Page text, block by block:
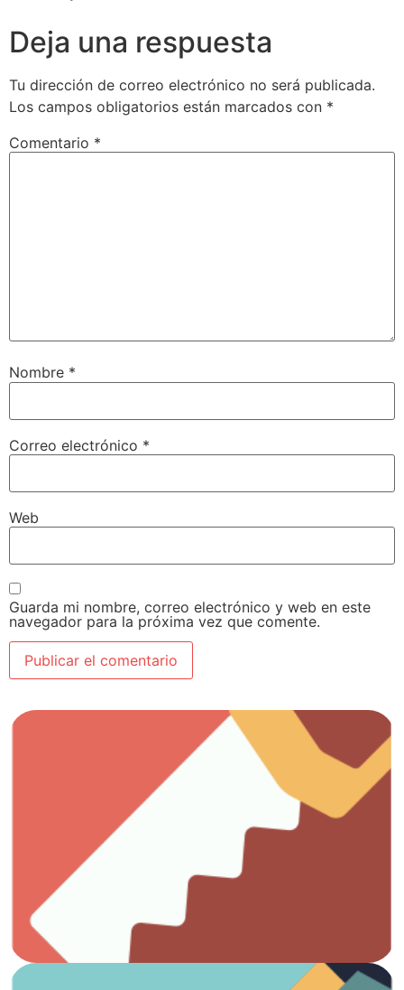
Deja una respuesta
Tu dirección de correo electrónico no será publicada.
Los campos obligatorios están marcados con *
Comentario *
Nombre *
Correo electrónico *
Web
Guarda mi nombre, correo electrónico y web en este
navegador para la próxima vez que comente.
Carpintería
Todo lo que necesitas para el trabajo con madera.